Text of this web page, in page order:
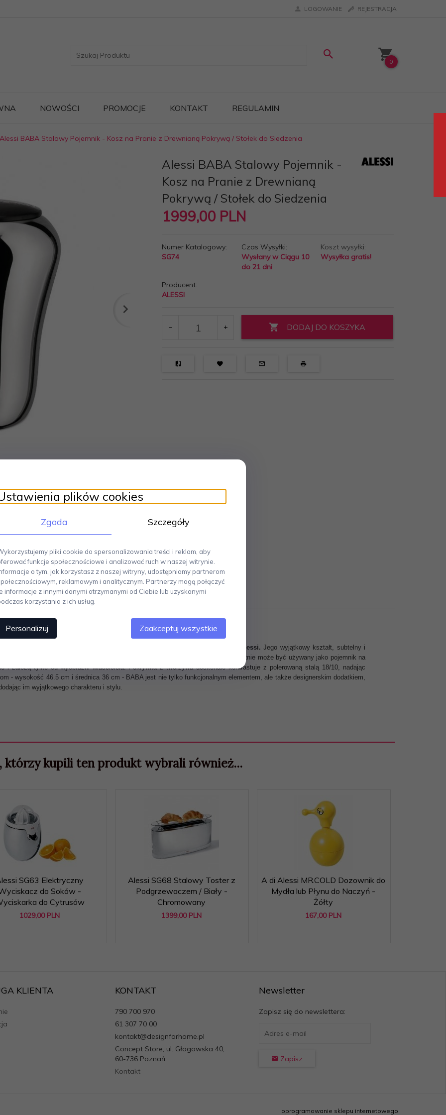
LOGOWANIE REJESTRACJA
0
NOWOŚCI PROMOCJE KONTAKT REGULAMIN
Alessi BABA Stalowy Pojemnik - Kosz na Pranie z Drewnianą Pokrywą / Stołek do Siedzenia
Alessi BABA Stalowy Pojemnik -
Kosz na Pranie z Drewnianą
Pokrywą / Stołek do Siedzenia
1999,00 PLN
Numer Katalogowy:
SG74
Czas Wysyłki:
Wysłany w Ciągu 10
do 21 dni
Koszt wysyłki:
Wysyłka gratis!
Producent:
ALESSI
DODAJ DO KOSZYKA
powstał dzięki projektowi Stefano Giovannoniego dla włoskiej marki Alessi. Jego wyjątkowy kształt, subtelny i
produkcyjny, w którym forma jest wyginana z jednego kawałka stali. Choć pierwotnie może być używany jako pojemnik na
i zależą tylko od wyobraźni właściciela. Pokrywka z tworzywa doskonale kontrastuje z polerowaną stalą 18/10, nadając
- wysokość 46.5 cm i średnica 36 cm - BABA jest nie tylko funkcjonalnym elementem, ale także designerskim dodatkiem,
im wyjątkowego charakteru i stylu.
którzy kupili ten produkt wybrali również...
SG63 Elektryczny
do Soków -
do Cytrusów
1029,00 PLN
Alessi SG68 Stalowy Toster z
Podgrzewaczem / Biały -
Chromowany
1399,00 PLN
A di Alessi MR.COLD Dozownik do
Mydła lub Płynu do Naczyń -
Żółty
167,00 PLN
KLIENTA KONTAKT
790 700 970
61 307 70 00
kontakt@designforhome.pl
Concept Store, ul. Głogowska 40,
60-736 Poznań
Kontakt
Newsletter
Zapisz się do newslettera:
Zapisz
oprogramowanie sklepu internetowego
plików cookies
Zgoda Szczegóły
pliki cookie do spersonalizowania treści i reklam, aby
funkcje społecznościowe i analizować ruch w naszej witrynie.
o tym, jak korzystasz z naszej witryny, udostępniamy partnerom
reklamowym i analitycznym. Partnerzy mogą połączyć
informacje z innymi danymi otrzymanymi od Ciebie lub uzyskanymi
korzystania z ich usług.
Personalizuj Zaakceptuj wszystkie